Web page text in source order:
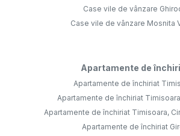
Case vile de vânzare
Case vile de vânzare Mosnita
Apartamente de
Apartamente de închiriat
Apartamente de închiriat
Apartamente de închiriat Timisoara,
Apartamente de închiriat